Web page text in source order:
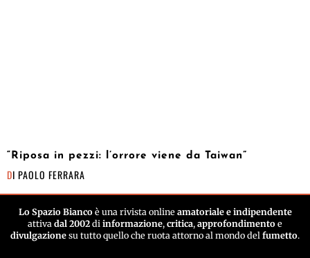
“Riposa in pezzi: l’orrore viene da Taiwan”
DI PAOLO FERRARA
Lo Spazio Biancoè una rivista online amatoriale e indipendente
attiva dal 2002 di informazione, critica, approfondimento e
divulgazione su tutto quello che ruota attorno al mondo del fumetto.